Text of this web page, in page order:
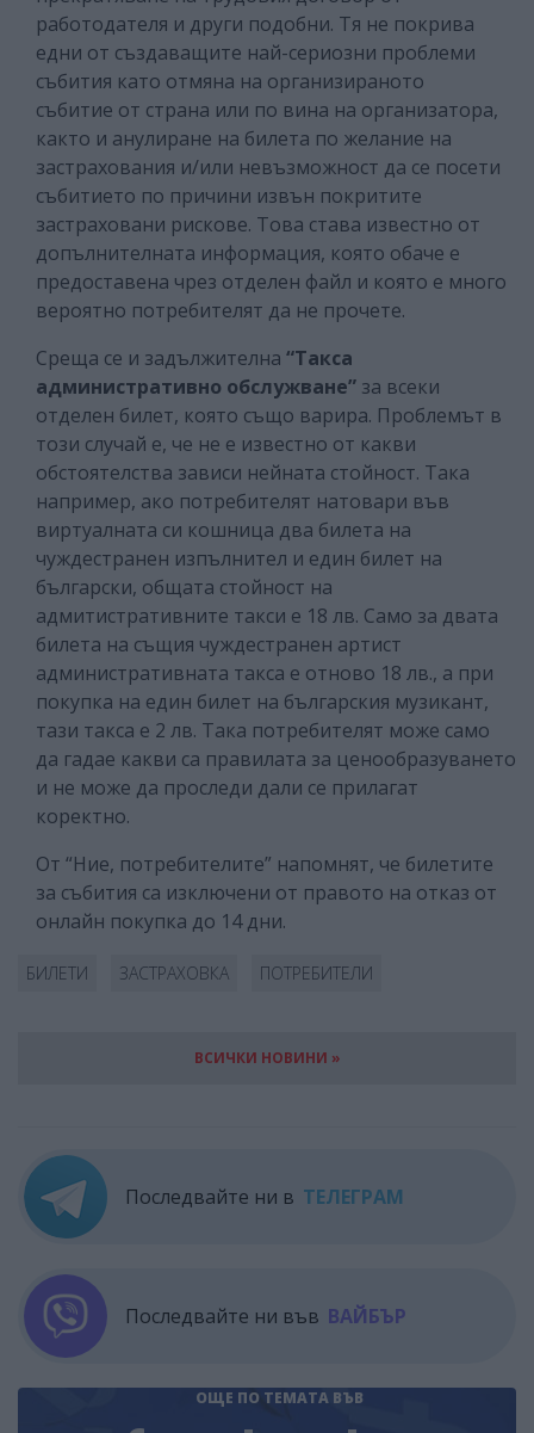
работодателя и други подобни. Тя не покрива
едни от създаващите най-сериозни проблеми
събития като отмяна на организираното
събитие от страна или по вина на организатора,
както и анулиране на билета по желание на
застрахования и/или невъзможност да се посети
събитието по причини извън покритите
застраховани рискове. Това става известно от
допълнителната информация, която обаче е
предоставена чрез отделен файл и която е много
вероятно потребителят да не прочете.
Среща се и задължителна “Такса
административно обслужване” за всеки
отделен билет, която също варира. Проблемът в
този случай е, че не е известно от какви
обстоятелства зависи нейната стойност. Така
например, ако потребителят натовари във
виртуалната си кошница два билета на
чуждестранен изпълнител и един билет на
български, общата стойност на
адмитистративните такси е 18 лв. Само за двата
билета на същия чуждестранен артист
административната такса е отново 18 лв., а при
покупка на един билет на българския музикант,
тази такса е 2 лв. Така потребителят може само
да гадае какви са правилата за ценообразуването
и не може да проследи дали се прилагат
коректно.
От “Ние, потребителите” напомнят, че билетите
за събития са изключени от правото на отказ от
онлайн покупка до 14 дни.
БИЛЕТИ ЗАСТРАХОВКА ПОТРЕБИТЕЛИ
ВСИЧКИ НОВИНИ »
Последвайте ни в ТЕЛЕГРАМ
Последвайте ни във ВАЙБЪР
ОЩЕ ПО ТЕМАТА ВЪВ